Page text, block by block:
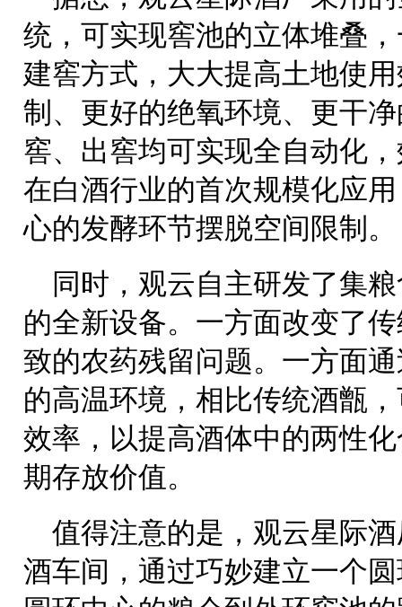
统，可实现窖池的立体堆叠
建窖方式，大大提高土地使
制、更好的绝氧环境、更干
窖、出窖均可实现全自动化
在白酒行业的首次规模化应
心的发酵环节摆脱空间限制。
同时，观云自主研发了集
的全新设备。一方面改变了
致的农药残留问题。一方面
的高温环境，相比传统酒甑
效率，以提高酒体中的两性
期存放价值。
值得注意的是，观云星际
酒车间，通过巧妙建立一个